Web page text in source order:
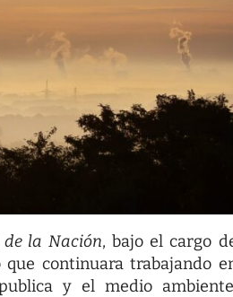
de la Nación, bajo el cargo
que continuara trabajando
y el medio